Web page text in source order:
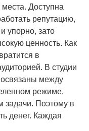
Доступна
репутацию,
упорно, зато
ценность. Как
в
В студии
между
режиме,
задачи. Поэтому в
денег. Каждая